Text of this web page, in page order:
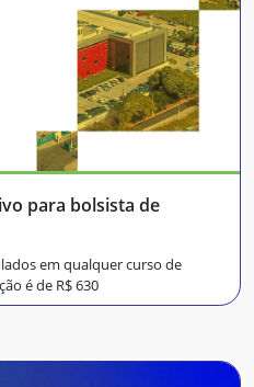
para bolsista de
em qualquer curso de
é de R$ 630